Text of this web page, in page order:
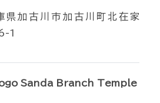
県加古川市加古川町北在家
1
Sanda Branch Temple